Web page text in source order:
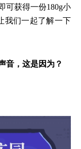
可获得一份180g小
我们一起了解一下
音，这是因为？